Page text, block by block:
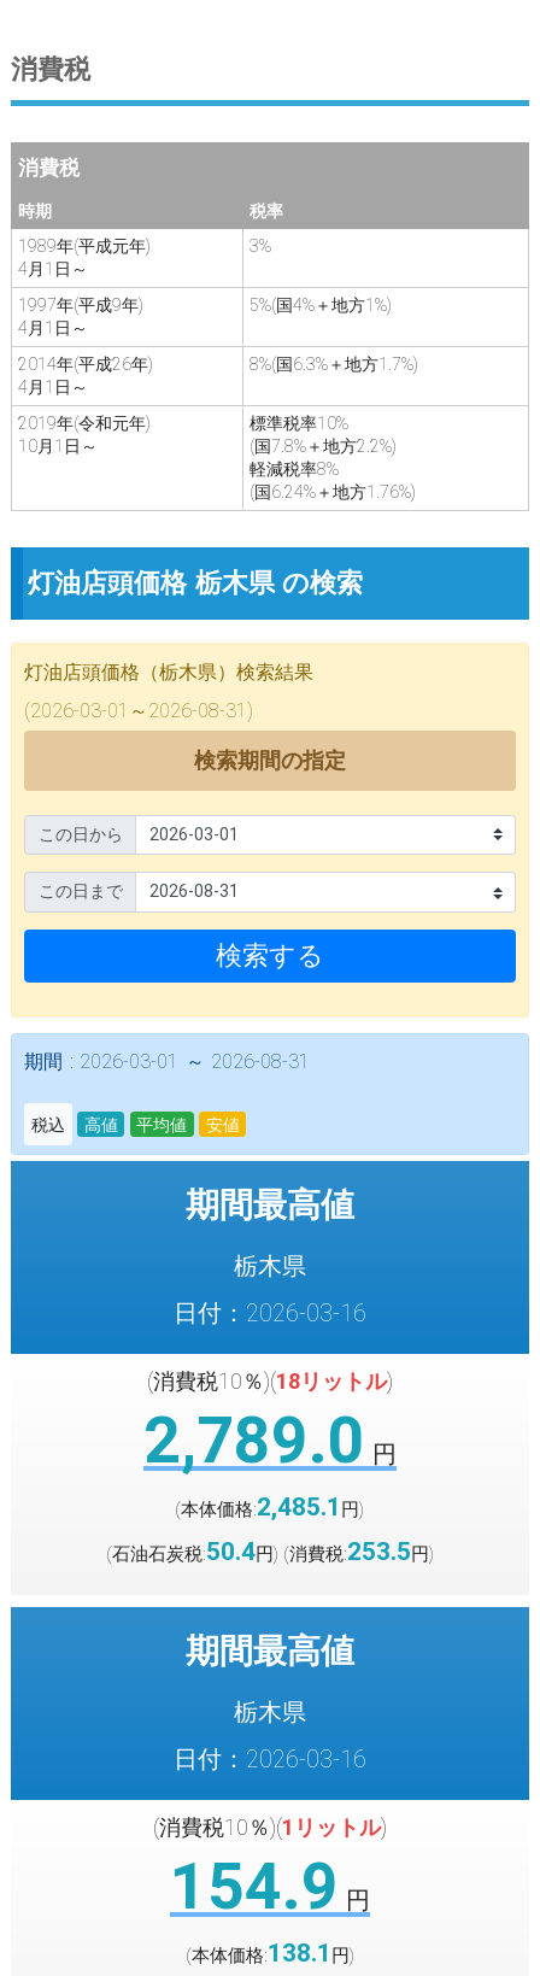
消費税
消費税
時期
税率
1989年(平成元年)
4月1日～
3%
1997年(平成9年)
4月1日～
5%(国4%＋地方1%)
2014年(平成26年)
4月1日～
8%(国6.3%＋地方1.7%)
2019年(令和元年)
10月1日～
標準税率10%
(国7.8%＋地方2.2%)
軽減税率8%
(国6.24%＋地方1.76%)
灯油店頭価格 栃木県 の検索
灯油店頭価格（栃木県）検索結果
(2026-03-01～2026-08-31)
検索期間の指定
この日から
この日まで
検索する
期間 : 2026-03-01 ～ 2026-08-31
税込 高値 平均値 安値
期間最高値
栃木県
日付：2026-03-16
(消費税10％)(18リットル)
2,789.0 円
(本体価格:2,485.1 円)
(石油石炭税:50.4円) (消費税:253.5円)
期間最高値
栃木県
日付：2026-03-16
(消費税10％)(1リットル)
154.9 円
(本体価格:138.1 円)